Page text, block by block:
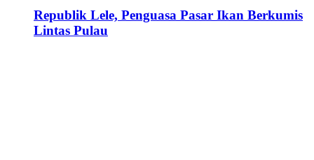
Republik Lele, Penguasa Pasar Ikan Berkumis
Lintas Pulau